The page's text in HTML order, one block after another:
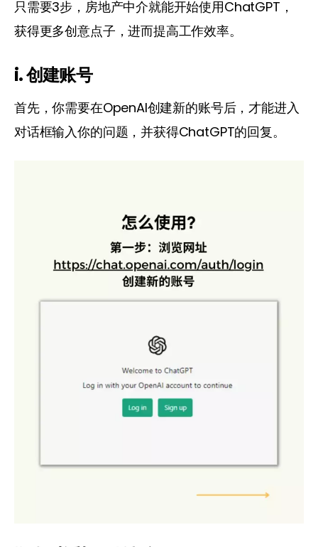
只需要3步，房地产中介就能开始使用ChatGPT，
获得更多创意点子，进而提高工作效率。
i. 创建账号
首先，你需要在OpenAI创建新的账号后，才能进入
对话框输入你的问题，并获得ChatGPT的回复。